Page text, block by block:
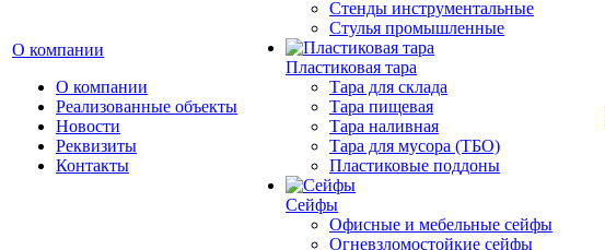
О компании
О компании
Реализованные объекты
Новости
Реквизиты
Контакты
Стенды инструментальные
Cтулья промышленные
Пластиковая тара
Тара для склада
Тара пищевая
Тара наливная
Тара для мусора (ТБО)
Пластиковые поддоны
Сейфы
Офисные и мебельные сейфы
Огневзломостойкие сейфы